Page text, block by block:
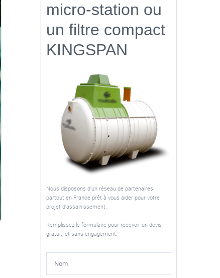
micro-station ou
un filtre compact
KINGSPAN
Nous disposons d'un réseau de partenaires
partout en France prêt à vous aider pour votre
projet d'assainissement.
Remplissez le formulaire pour recevoir un devis
gratuit, et sans engagement.